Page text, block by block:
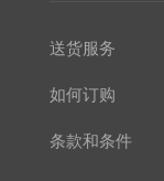
送货服务
如何订购
条款和条件